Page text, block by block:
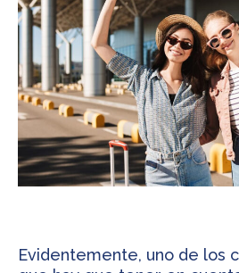
Evidentemente, uno de los